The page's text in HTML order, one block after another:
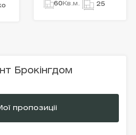
60 Кв.м. 25
Брокінгдом
пропозиціі